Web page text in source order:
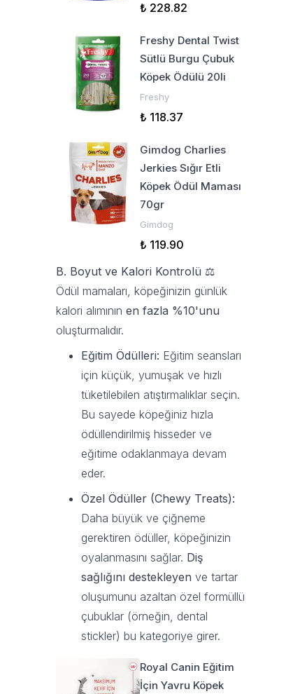
₺ 228.82
Freshy Dental Twist
Sütlü Burgu Çubuk
Köpek Ödülü 20li
Freshy
₺ 118.37
Gimdog Charlies
Jerkies Sığır Etli
Köpek Ödül Maması
70gr
Gimdog
₺ 119.90
B. Boyut ve Kalori Kontrolü ⚖️
Ödül mamaları, köpeğinizin günlük
kalori alımının en fazla %10'unu
oluşturmalıdır.
Eğitim Ödülleri: Eğitim seansları
için küçük, yumuşak ve hızlı
tüketilebilen atıştırmalıklar seçin.
Bu sayede köpeğiniz hızla
ödüllendirilmiş hisseder ve
eğitime odaklanmaya devam
eder.
Özel Ödüller (Chewy Treats):
Daha büyük ve çiğneme
gerektiren ödüller, köpeğinizin
oyalanmasını sağlar. Diş
sağlığını destekleyen ve tartar
oluşumunu azaltan özel formüllü
çubuklar (örneğin, dental
stickler) bu kategoriye girer.
Royal Canin Eğitim
İçin Yavru Köpek